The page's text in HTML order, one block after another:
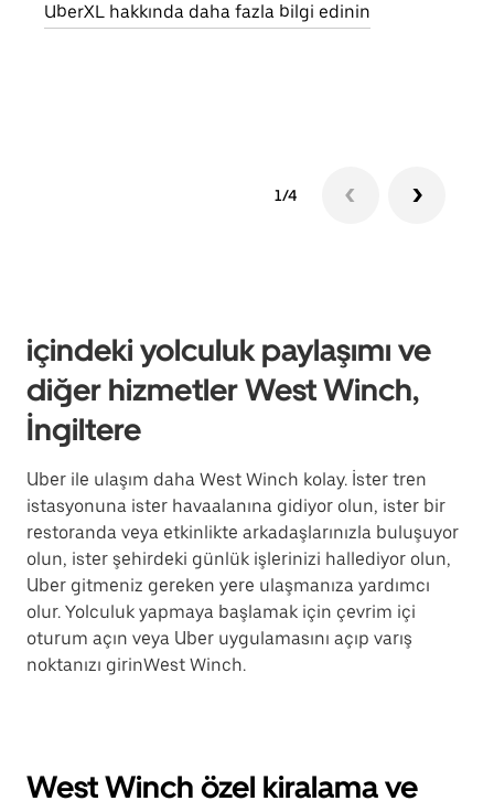
UberXL hakkında daha fazla bilgi edinin
1/4
içindeki yolculuk paylaşımı ve
diğer hizmetler West Winch,
İngiltere
Uber ile ulaşım daha West Winch kolay. İster tren
istasyonuna ister havaalanına gidiyor olun, ister bir
restoranda veya etkinlikte arkadaşlarınızla buluşuyor
olun, ister şehirdeki günlük işlerinizi hallediyor olun,
Uber gitmeniz gereken yere ulaşmanıza yardımcı
olur. Yolculuk yapmaya başlamak için çevrim içi
oturum açın veya Uber uygulamasını açıp varış
noktanızı girinWest Winch.
West Winch özel kiralama ve